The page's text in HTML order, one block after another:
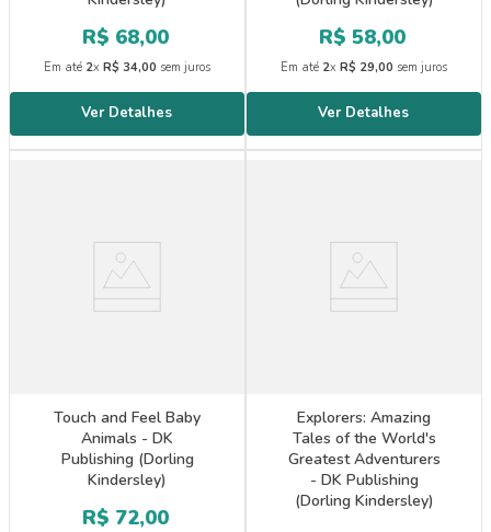
R$ 68,00
Em até 2x R$ 34,00 sem juros
R$ 58,00
Em até 2x R$ 29,00 sem juros
Touch and Feel Baby
Animals - DK
Publishing (Dorling
Kindersley)
R$ 72,00
Explorers: Amazing
Tales of the World's
Greatest Adventurers
- DK Publishing
(Dorling Kindersley)